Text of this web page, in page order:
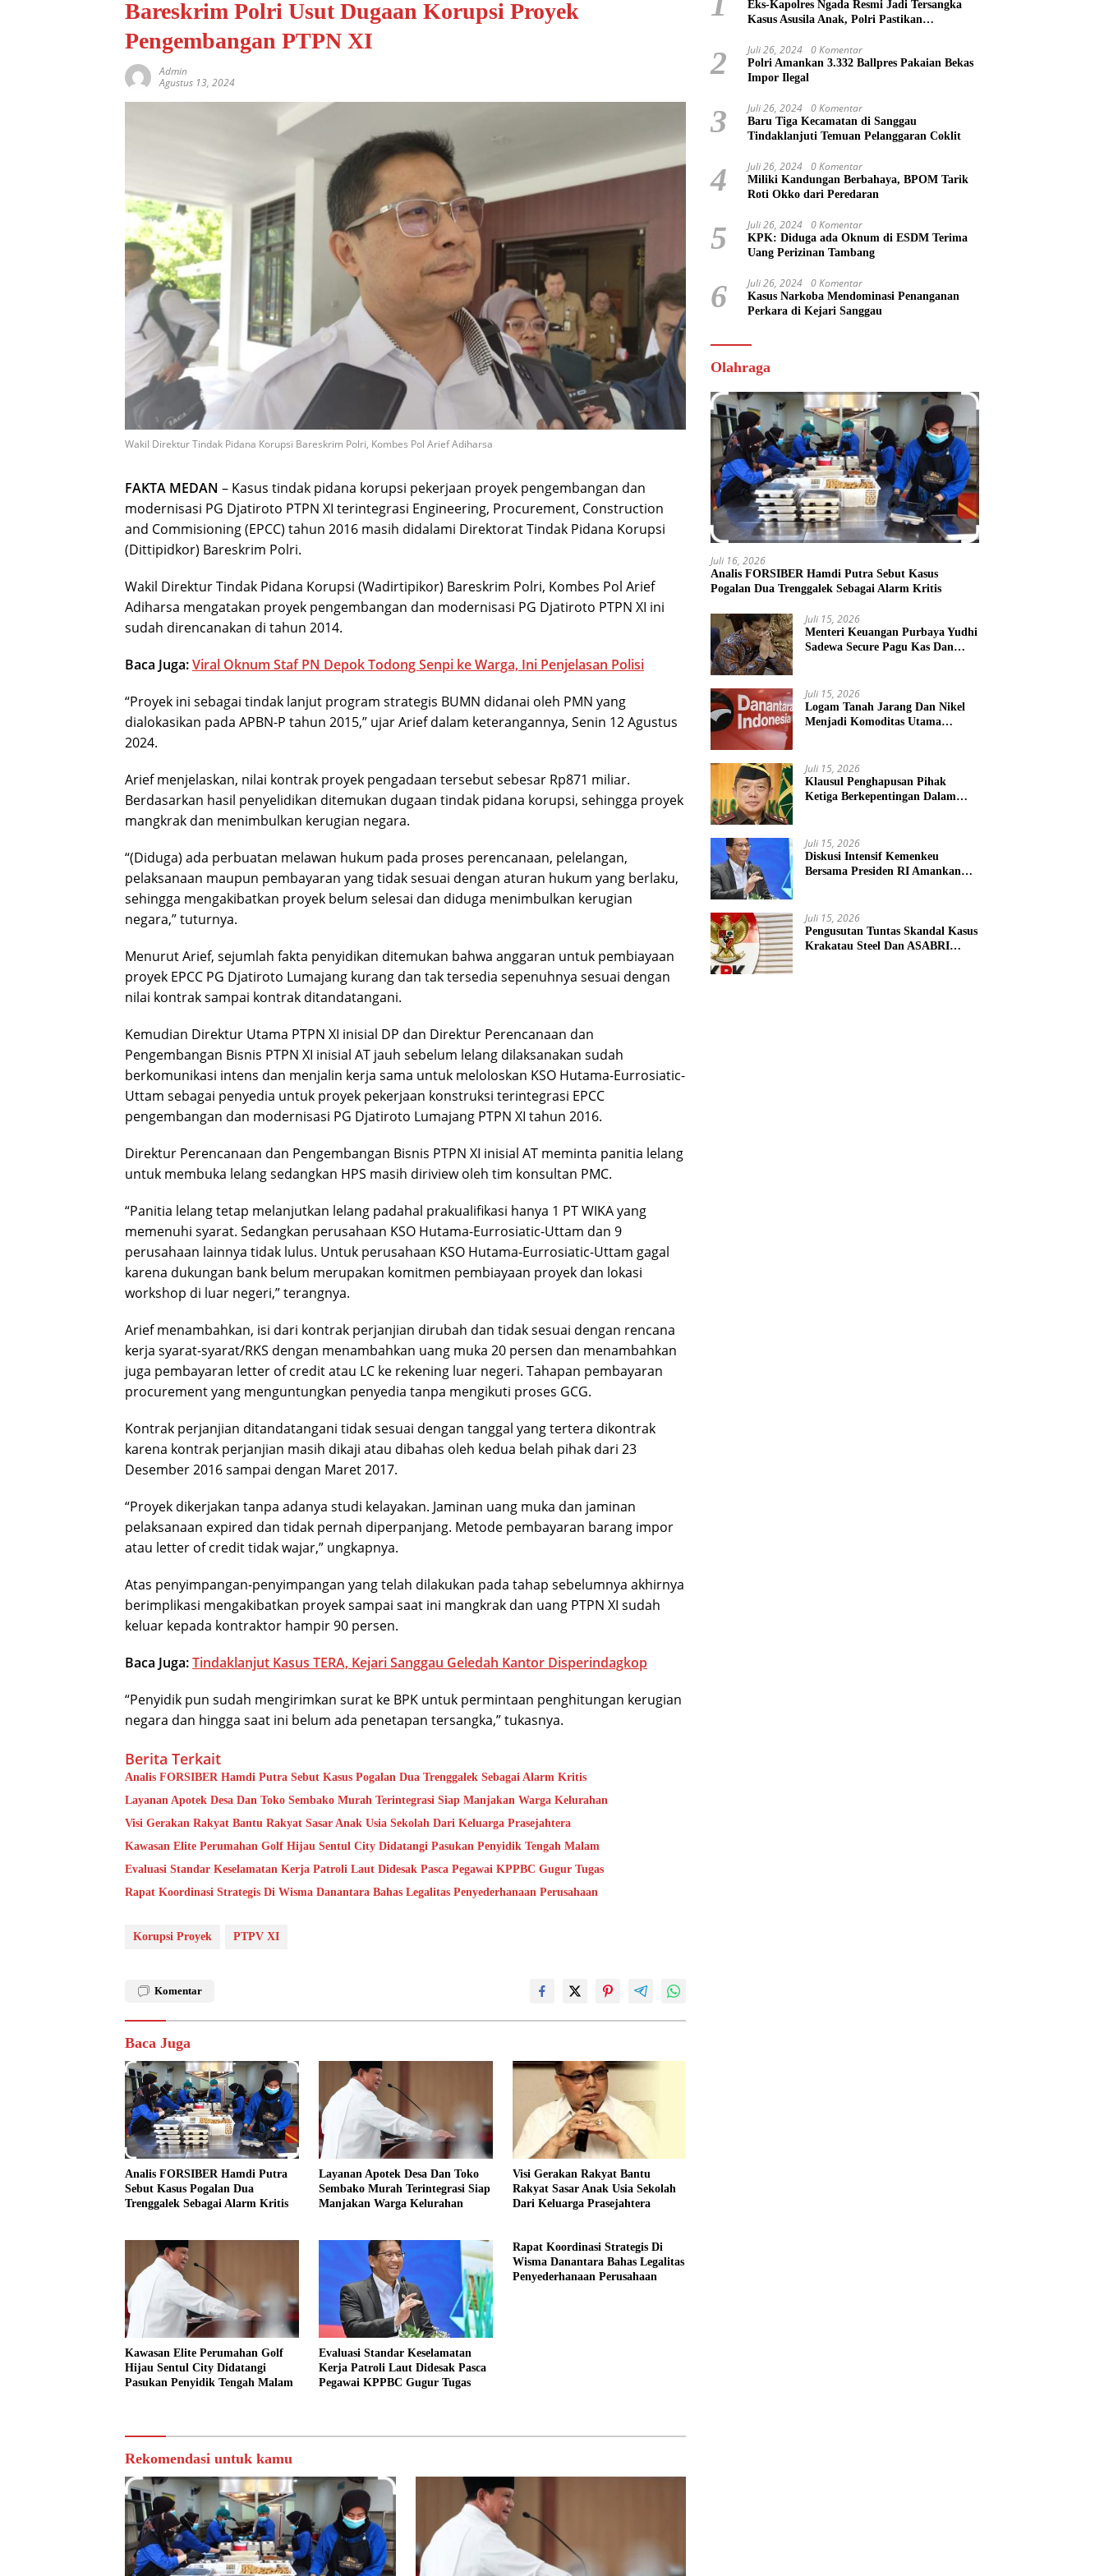
Bareskrim Polri Usut Dugaan Korupsi Proyek
Pengembangan PTPN XI
Admin
Agustus 13, 2024
Wakil Direktur Tindak Pidana Korupsi Bareskrim Polri, Kombes Pol Arief Adiharsa
FAKTA MEDAN – Kasus tindak pidana korupsi pekerjaan proyek pengembangan dan
modernisasi PG Djatiroto PTPN XI terintegrasi Engineering, Procurement, Construction
and Commisioning (EPCC) tahun 2016 masih didalami Direktorat Tindak Pidana Korupsi
(Dittipidkor) Bareskrim Polri.
Wakil Direktur Tindak Pidana Korupsi (Wadirtipikor) Bareskrim Polri, Kombes Pol Arief
Adiharsa mengatakan proyek pengembangan dan modernisasi PG Djatiroto PTPN XI ini
sudah direncanakan di tahun 2014.
Baca Juga:Viral Oknum Staf PN Depok Todong Senpi ke Warga, Ini Penjelasan Polisi
“Proyek ini sebagai tindak lanjut program strategis BUMN didanai oleh PMN yang
dialokasikan pada APBN-P tahun 2015,” ujar Arief dalam keterangannya, Senin 12 Agustus
2024.
Arief menjelaskan, nilai kontrak proyek pengadaan tersebut sebesar Rp871 miliar.
Berdasarkan hasil penyelidikan ditemukan dugaan tindak pidana korupsi, sehingga proyek
mangkrak dan menimbulkan kerugian negara.
“(Diduga) ada perbuatan melawan hukum pada proses perencanaan, pelelangan,
pelaksanaan maupun pembayaran yang tidak sesuai dengan aturan hukum yang berlaku,
sehingga mengakibatkan proyek belum selesai dan diduga menimbulkan kerugian
negara,” tuturnya.
Menurut Arief, sejumlah fakta penyidikan ditemukan bahwa anggaran untuk pembiayaan
proyek EPCC PG Djatiroto Lumajang kurang dan tak tersedia sepenuhnya sesuai dengan
nilai kontrak sampai kontrak ditandatangani.
Kemudian Direktur Utama PTPN XI inisial DP dan Direktur Perencanaan dan
Pengembangan Bisnis PTPN XI inisial AT jauh sebelum lelang dilaksanakan sudah
berkomunikasi intens dan menjalin kerja sama untuk meloloskan KSO Hutama-Eurrosiatic-
Uttam sebagai penyedia untuk proyek pekerjaan konstruksi terintegrasi EPCC
pengembangan dan modernisasi PG Djatiroto Lumajang PTPN XI tahun 2016.
Direktur Perencanaan dan Pengembangan Bisnis PTPN XI inisial AT meminta panitia lelang
untuk membuka lelang sedangkan HPS masih diriview oleh tim konsultan PMC.
“Panitia lelang tetap melanjutkan lelang padahal prakualifikasi hanya 1 PT WIKA yang
memenuhi syarat. Sedangkan perusahaan KSO Hutama-Eurrosiatic-Uttam dan 9
perusahaan lainnya tidak lulus. Untuk perusahaan KSO Hutama-Eurrosiatic-Uttam gagal
karena dukungan bank belum merupakan komitmen pembiayaan proyek dan lokasi
workshop di luar negeri,” terangnya.
Arief menambahkan, isi dari kontrak perjanjian dirubah dan tidak sesuai dengan rencana
kerja syarat-syarat/RKS dengan menambahkan uang muka 20 persen dan menambahkan
juga pembayaran letter of credit atau LC ke rekening luar negeri. Tahapan pembayaran
procurement yang menguntungkan penyedia tanpa mengikuti proses GCG.
Kontrak perjanjian ditandatangani tidak sesuai dengan tanggal yang tertera dikontrak
karena kontrak perjanjian masih dikaji atau dibahas oleh kedua belah pihak dari 23
Desember 2016 sampai dengan Maret 2017.
“Proyek dikerjakan tanpa adanya studi kelayakan. Jaminan uang muka dan jaminan
pelaksanaan expired dan tidak pernah diperpanjang. Metode pembayaran barang impor
atau letter of credit tidak wajar,” ungkapnya.
Atas penyimpangan-penyimpangan yang telah dilakukan pada tahap sebelumnya akhirnya
berimplikasi mengakibatkan proyek sampai saat ini mangkrak dan uang PTPN XI sudah
keluar kepada kontraktor hampir 90 persen.
Baca Juga:Tindaklanjut Kasus TERA, Kejari Sanggau Geledah Kantor Disperindagkop
“Penyidik pun sudah mengirimkan surat ke BPK untuk permintaan penghitungan kerugian
negara dan hingga saat ini belum ada penetapan tersangka,” tukasnya.
Berita Terkait
Analis FORSIBER Hamdi Putra Sebut Kasus Pogalan Dua Trenggalek Sebagai Alarm Kritis
Layanan Apotek Desa Dan Toko Sembako Murah Terintegrasi Siap Manjakan Warga Kelurahan
Visi Gerakan Rakyat Bantu Rakyat Sasar Anak Usia Sekolah Dari Keluarga Prasejahtera
Kawasan Elite Perumahan Golf Hijau Sentul City Didatangi Pasukan Penyidik Tengah Malam
Evaluasi Standar Keselamatan Kerja Patroli Laut Didesak Pasca Pegawai KPPBC Gugur Tugas
Rapat Koordinasi Strategis Di Wisma Danantara Bahas Legalitas Penyederhanaan Perusahaan
Korupsi Proyek PTPV XI
Komentar
Baca Juga
Analis FORSIBER Hamdi Putra
Sebut Kasus Pogalan Dua
Trenggalek Sebagai Alarm Kritis
Layanan Apotek Desa Dan Toko
Sembako Murah Terintegrasi Siap
Manjakan Warga Kelurahan
Visi Gerakan Rakyat Bantu
Rakyat Sasar Anak Usia Sekolah
Dari Keluarga Prasejahtera
Kawasan Elite Perumahan Golf
Hijau Sentul City Didatangi
Pasukan Penyidik Tengah Malam
Evaluasi Standar Keselamatan
Kerja Patroli Laut Didesak Pasca
Pegawai KPPBC Gugur Tugas
Rapat Koordinasi Strategis Di
Wisma Danantara Bahas Legalitas
Penyederhanaan Perusahaan
Rekomendasi untuk kamu
Eks-Kapolres Ngada Resmi Jadi Tersangka
Kasus Asusila Anak, Polri Pastikan
2 Juli 26, 2024 0 Komentar
Polri Amankan 3.332 Ballpres Pakaian Bekas
Impor Ilegal
3 Juli 26, 2024 0 Komentar
Baru Tiga Kecamatan di Sanggau
Tindaklanjuti Temuan Pelanggaran Coklit
4 Juli 26, 2024 0 Komentar
Miliki Kandungan Berbahaya, BPOM Tarik
Roti Okko dari Peredaran
5 Juli 26, 2024 0 Komentar
KPK: Diduga ada Oknum di ESDM Terima
Uang Perizinan Tambang
6 Juli 26, 2024 0 Komentar
Kasus Narkoba Mendominasi Penanganan
Perkara di Kejari Sanggau
Olahraga
Juli 16, 2026
Analis FORSIBER Hamdi Putra Sebut Kasus
Pogalan Dua Trenggalek Sebagai Alarm Kritis
Juli 15, 2026
Menteri Keuangan Purbaya Yudhi
Sadewa Secure Pagu Kas Dan
Juli 15, 2026
Logam Tanah Jarang Dan Nikel
Menjadi Komoditas Utama
Juli 15, 2026
Klausul Penghapusan Pihak
Ketiga Berkepentingan Dalam
Juli 15, 2026
Diskusi Intensif Kemenkeu
Bersama Presiden RI Amankan
Juli 15, 2026
Pengusutan Tuntas Skandal Kasus
Krakatau Steel Dan ASABRI